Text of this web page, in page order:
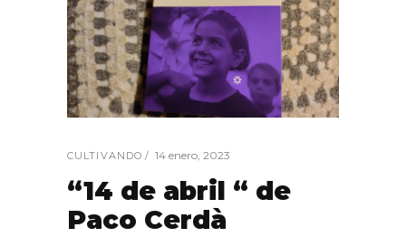
CULTIVANDO 14 enero, 2023
“14 de abril “ de
Paco Cerdà